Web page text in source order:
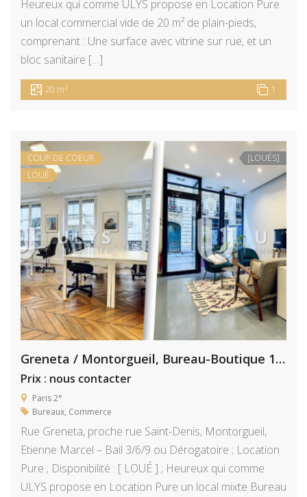
Heureux qui comme ULYS propose en Location Pure
un local commercial vide de 20 m² de plain-pieds,
comprenant : Une surface avec vitrine sur rue, et un
bloc sanitaire […]
20 m2 1
COUP DE COEUR
LOUÉ
[LOUÉS]
Greneta / Montorgueil, Bureau-Boutique 160 m²
Prix : nous contacter
Paris 2°
Bureaux, Commerce
Rue Greneta, proche rue Saint-Denis, Montorgueil,
Etienne Marcel – Bail 3/6/9 ou Dérogatoire ; Location
Pure ; Disponibilité : [ LOUÉ ] ; Heureux qui comme
ULYS propose en Location Pure un local mixte Bureau